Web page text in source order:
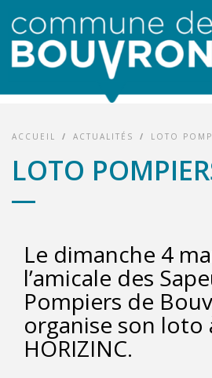
ACCUEIL / ACTUALITÉS / LOTO
LOTO
Le dimanche 4
l’amicale des
Pompiers de
organise son loto
HORIZINC.